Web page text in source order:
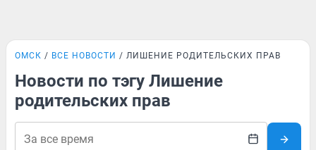
ОМСК ВСЕ НОВОСТИ ЛИШЕНИЕ РОДИТЕЛЬСКИХ ПРАВ
Новости по тэгу Лишение
родительских прав